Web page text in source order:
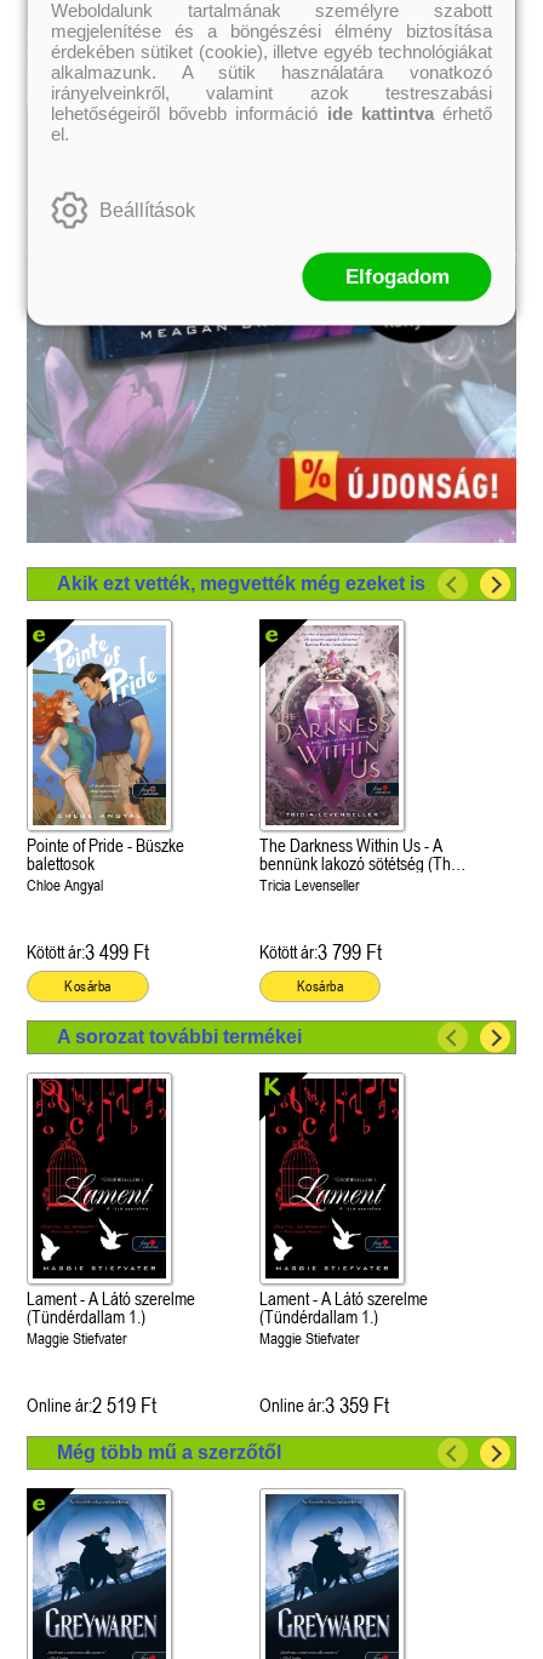
Akik ezt vették, megvették még ezeket is
Pointe of Pride - Büszke
balettosok
Chloe Angyal
Kötött ár:3 499 Ft
Kosárba
The Darkness Within Us - A
bennünk lakozó sötétség (The
Shadows Between Us 2.)
Tricia Levenseller
Kötött ár:3 799 Ft
Kosárba
A sorozat további termékei
Lament - A Látó szerelme
(Tündérdallam 1.)
Maggie Stiefvater
Online ár:2 519 Ft
Lament - A Látó szerelme
(Tündérdallam 1.)
Maggie Stiefvater
Online ár:3 359 Ft
Még több mű a szerzőtől
Weboldalunk tartalmának személyre szabott
megjelenítése és a böngészési élmény biztosítása
érdekében sütiket (cookie), illetve egyéb technológiákat
alkalmazunk. A sütik használatára vonatkozó
irányelveinkről, valamint azok testreszabási
lehetőségeiről bővebb információ ide kattintvaérhető
el.
Beállítások
Elfogadom